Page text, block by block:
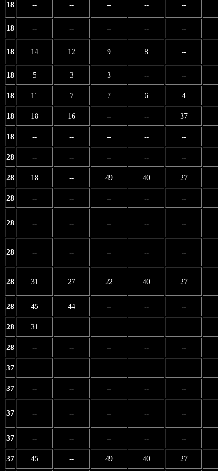
18 -- -- -- -- --
18 -- -- -- -- --
18 14 12 9 8 --
18 5 3 3 -- --
18 11 7 7 6 4
18 18 16 -- -- 37
18 -- -- -- -- --
28 -- -- -- -- --
28 18 -- 49 40 27
28 -- -- -- -- --
28 -- -- -- -- --
28 -- -- -- -- --
28 31 27 22 40 27
28 45 44 -- -- --
28 31 -- -- -- --
28 -- -- -- -- --
37 -- -- -- -- --
37 -- -- -- -- --
37 -- -- -- -- --
37 -- -- -- -- --
37 45 -- 49 40 27